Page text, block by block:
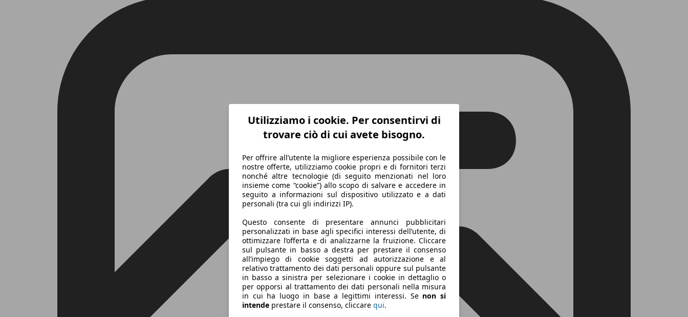
Utilizziamo i cookie. Per consentirvi di
trovare ciò di cui avete bisogno.
Per offrire all’utente la migliore esperienza possibile con le
nostre offerte, utilizziamo cookie propri e di fornitori terzi
nonché altre tecnologie (di seguito menzionati nel loro
insieme come “cookie”) allo scopo di salvare e accedere in
seguito a informazioni sul dispositivo utilizzato e a dati
personali (tra cui gli indirizzi IP).
Questo consente di presentare annunci pubblicitari
personalizzati in base agli specifici interessi dell’utente, di
ottimizzare l’offerta e di analizzarne la fruizione. Cliccare
sul pulsante in basso a destra per prestare il consenso
all’impiego di cookie soggetti ad autorizzazione e al
relativo trattamento dei dati personali oppure sul pulsante
in basso a sinistra per selezionare i cookie in dettaglio o
per opporsi al trattamento dei dati personali nella misura
in cui ha luogo in base a legittimi interessi. Se non si
intende prestare il consenso, cliccare qui.